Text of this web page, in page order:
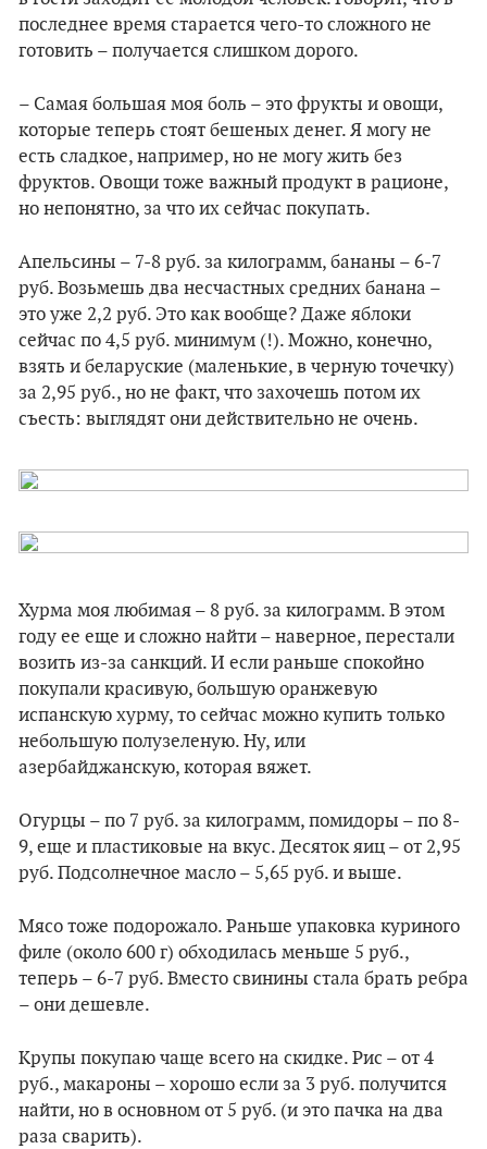
последнее время старается чего-то сложного не
готовить – получается слишком дорого.
– Самая большая моя боль – это фрукты и овощи,
которые теперь стоят бешеных денег. Я могу не
есть сладкое, например, но не могу жить без
фруктов. Овощи тоже важный продукт в рационе,
но непонятно, за что их сейчас покупать.
Апельсины – 7-8 руб. за килограмм, бананы – 6-7
руб. Возьмешь два несчастных средних банана –
это уже 2,2 руб. Это как вообще? Даже яблоки
сейчас по 4,5 руб. минимум (!). Можно, конечно,
взять и беларуские (маленькие, в черную точечку)
за 2,95 руб., но не факт, что захочешь потом их
съесть: выглядят они действительно не очень.
Хурма моя любимая – 8 руб. за килограмм. В этом
году ее еще и сложно найти – наверное, перестали
возить из-за санкций. И если раньше спокойно
покупали красивую, большую оранжевую
испанскую хурму, то сейчас можно купить только
небольшую полузеленую. Ну, или
азербайджанскую, которая вяжет.
Огурцы – по 7 руб. за килограмм, помидоры – по 8-
9, еще и пластиковые на вкус. Десяток яиц – от 2,95
руб. Подсолнечное масло – 5,65 руб. и выше.
Мясо тоже подорожало. Раньше упаковка куриного
филе (около 600 г) обходилась меньше 5 руб.,
теперь – 6-7 руб. Вместо свинины стала брать ребра
– они дешевле.
Крупы покупаю чаще всего на скидке. Рис – от 4
руб., макароны – хорошо если за 3 руб. получится
найти, но в основном от 5 руб. (и это пачка на два
раза сварить).